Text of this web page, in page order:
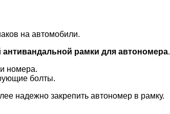
на автомобили.
антивандальной рамки для автономера.
номера.
болты.
надежно закрепить автономер в рамку.